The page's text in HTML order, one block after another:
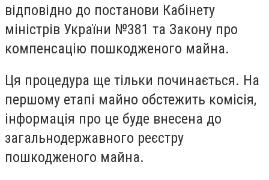
відповідно до постанови Кабінету
міністрів України №381 та Закону про
компенсацію пошкодженого майна.
Ця процедура ще тільки починається. На
першому етапі майно обстежить комісія,
інформація про це буде внесена до
загальнодержавного реєстру
пошкодженого майна.